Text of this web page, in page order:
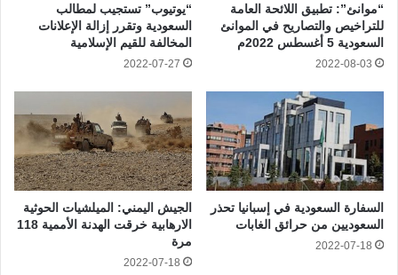
“موانئ”: تطبيق اللائحة العامة
للتراخيص والتصاريح في الموانئ
السعودية 5 أغسطس 2022م
2022-08-03
“يوتيوب” تستجيب لمطالب
السعودية وتقرر إزالة الإعلانات
المخالفة للقيم الإسلامية
2022-07-27
السفارة السعودية في إسبانيا تحذر
السعوديين من حرائق الغابات
2022-07-18
الجيش اليمني: الميلشيات الحوثية
الارهابية خرقت الهدنة الأممية 118
مرة
2022-07-18